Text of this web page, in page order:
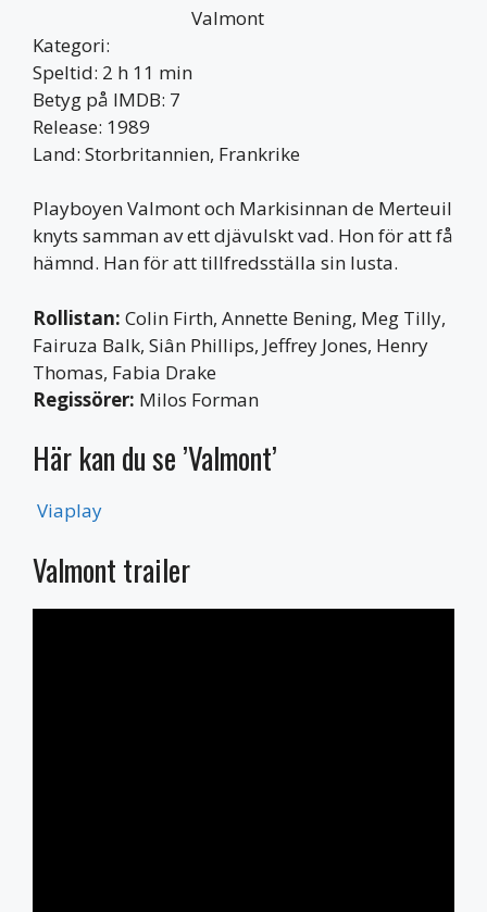
Kategori:
Speltid: 2 h 11 min
Betyg på IMDB: 7
Release: 1989
Land: Storbritannien, Frankrike
Playboyen Valmont och Markisinnan de Merteuil
knyts samman av ett djävulskt vad. Hon för att få
hämnd. Han för att tillfredsställa sin lusta.
Rollistan: Colin Firth, Annette Bening, Meg Tilly,
Fairuza Balk, Siân Phillips, Jeffrey Jones, Henry
Thomas, Fabia Drake
Regissörer: Milos Forman
Här kan du se ’Valmont’
Viaplay
Valmont trailer